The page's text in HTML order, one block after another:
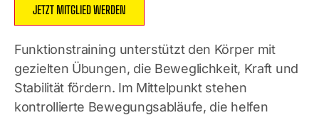
JETZT MITGLIED WERDEN
Funktionstraining unterstützt den Körper mit
gezielten Übungen, die Beweglichkeit, Kraft und
Stabilität fördern. Im Mittelpunkt stehen
kontrollierte Bewegungsabläufe, die helfen